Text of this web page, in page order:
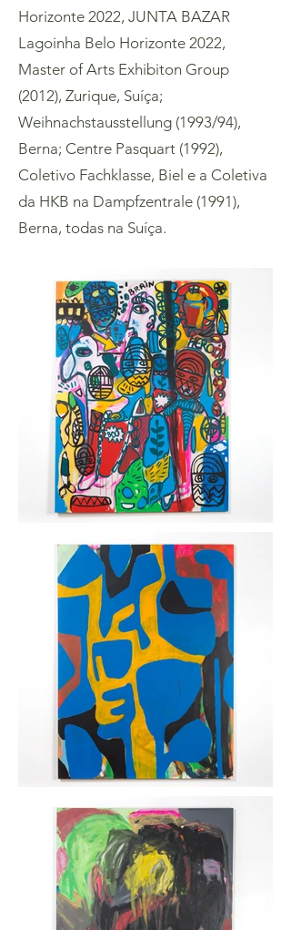
Horizonte 2022, JUNTA BAZAR
Lagoinha Belo Horizonte 2022,
Master of Arts Exhibiton Group
(2012), Zurique, Suíça;
Weihnachstausstellung (1993/94),
Berna; Centre Pasquart (1992),
Coletivo Fachklasse, Biel e a Coletiva
da HKB na Dampfzentrale (1991),
Berna, todas na Suíça.